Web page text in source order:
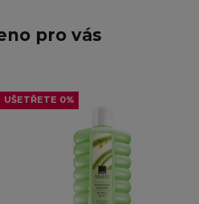
pro vás
UŠETŘETE 0%